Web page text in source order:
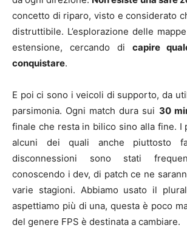
concetto di riparo, visto e considerato
distruttibile. L’esplorazione delle
estensione, cercando di capire
conquistare.
E poi ci sono i veicoli di supporto, da
parsimonia. Ogni match dura sui 30
finale che resta in bilico sino alla fine. I
alcuni dei quali anche piuttosto
disconnessioni sono stati
conoscendo i dev, di patch ce ne
varie stagioni. Abbiamo usato il
aspettiamo più di una, questa è poco
del genere FPS è destinata a cambiare.